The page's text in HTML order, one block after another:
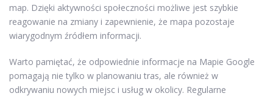
map. Dzięki aktywności społeczności możliwe jest szybkie
reagowanie na zmiany i zapewnienie, że mapa pozostaje
wiarygodnym źródłem informacji.
Warto pamiętać, że odpowiednie informacje na Mapie Google
pomagają nie tylko w planowaniu tras, ale również w
odkrywaniu nowych miejsc i usług w okolicy. Regularne